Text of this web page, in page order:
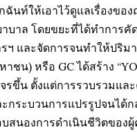
ฉันท์ให้เอาไว้ดูแลเรื่องข
บาล โดยขยะที่ได้ทำการคั
ฯ และจัดการจนทำให้ปริ
าชน) หรือ GC ได้สร้าง
รขึ้น ตั้งแต่การรวบรวมแล
กระบวนการแปรรูปจนได้
สนองการดำเนินชีวิตของ